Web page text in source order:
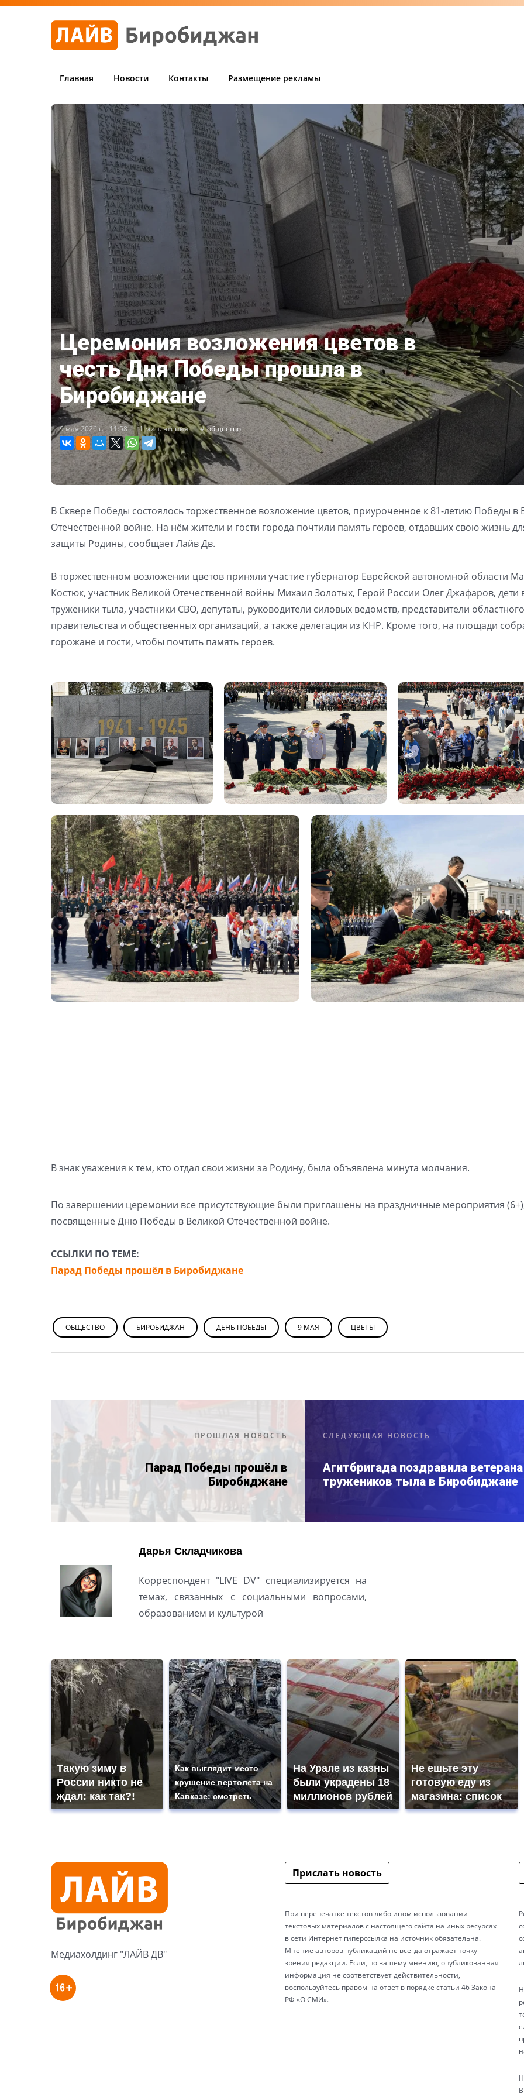
Главная Новости Контакты Размещение рекламы
Церемония возложения цветов в
честь Дня Победы прошла в
Биробиджане
9 мая 2026 г. - 11:58 1 мин. чтения общество
В Сквере Победы состоялось торжественное возложение цветов, приуроченное к 81-летию Победы в
Отечественной войне. На нём жители и гости города почтили память героев, отдавших свою жизнь
защиты Родины, сообщает Лайв Дв.
В торжественном возложении цветов приняли участие губернатор Еврейской автономной области
Костюк, участник Великой Отечественной войны Михаил Золотых, Герой России Олег Джафаров, дети
труженики тыла, участники СВО, депутаты, руководители силовых ведомств, представители областного
правительства и общественных организаций, а также делегация из КНР. Кроме того, на площади
горожане и гости, чтобы почтить память героев.
В знак уважения к тем, кто отдал свои жизни за Родину, была объявлена минута молчания.
По завершении церемонии все присутствующие были приглашены на праздничные мероприятия
посвященные Дню Победы в Великой Отечественной войне.
ССЫЛКИ ПО ТЕМЕ:
Парад Победы прошёл в Биробиджане
ОБЩЕСТВО БИРОБИДЖАН ДЕНЬ ПОБЕДЫ 9 МАЯ ЦВЕТЫ
ПРОШЛАЯ НОВОСТЬ
Парад Победы прошёл в
Биробиджане
СЛЕДУЮЩАЯ НОВОСТЬ
Агитбригада поздравила
тружеников тыла в Биробиджане
Дарья Складчикова
Корреспондент "LIVE DV" специализируется на
темах, связанных с социальными вопросами,
образованием и культурой
Такую зиму в
России никто не
ждал: как так?!
Как выглядит место
крушение вертолета на
Кавказе: смотреть
На Урале из казны
были украдены 18
миллионов рублей
Не ешьте эту
готовую еду из
магазина: список
Медиахолдинг "ЛАЙВ ДВ"
Прислать новость
При перепечатке текстов либо ином использовании
текстовых материалов с настоящего сайта на иных ресурсах
в сети Интернет гиперссылка на источник обязательна.
Мнение авторов публикаций не всегда отражает точку
зрения редакции. Если, по вашему мнению, опубликованная
информация не соответствует действительности,
воспользуйтесь правом на ответ в порядке статьи 46 Закона
РФ «О СМИ».